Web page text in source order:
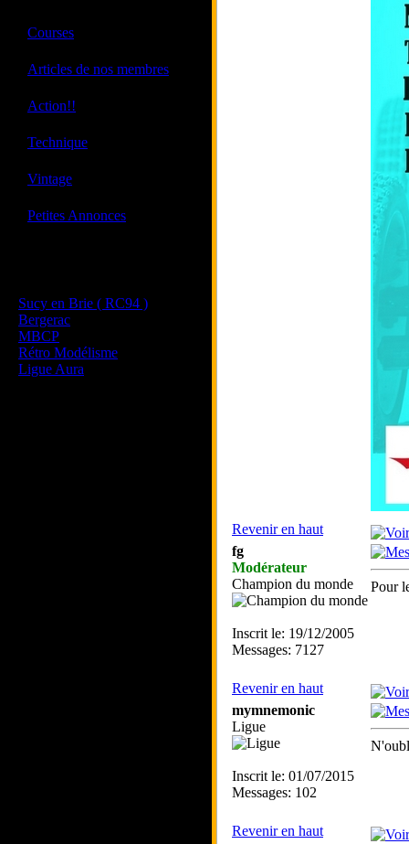
Courses
Articles de nos membres
Action!!
Technique
Vintage
Petites Annonces
Sucy en Brie ( RC94 )
Bergerac
MBCP
Rétro Modélisme
Ligue Aura
Revenir en haut
fg
Modérateur
Champion du monde
Inscrit le: 19/12/2005
Messages: 7127
Pour
Revenir en haut
mymnemonic
Ligue
Inscrit le: 01/07/2015
Messages: 102
Revenir en haut